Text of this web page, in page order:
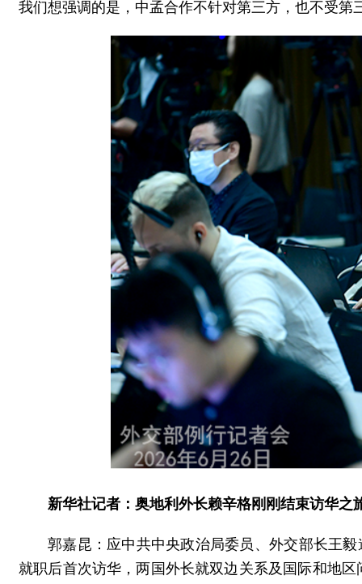
我们想强调的是，中孟合作不针对第三方，也不受第
新华社记者：奥地利外长赖辛格刚刚结束访华
郭嘉昆：应中共中央政治局委员、外交部长王
就职后首次访华，两国外长就双边关系及国际和地